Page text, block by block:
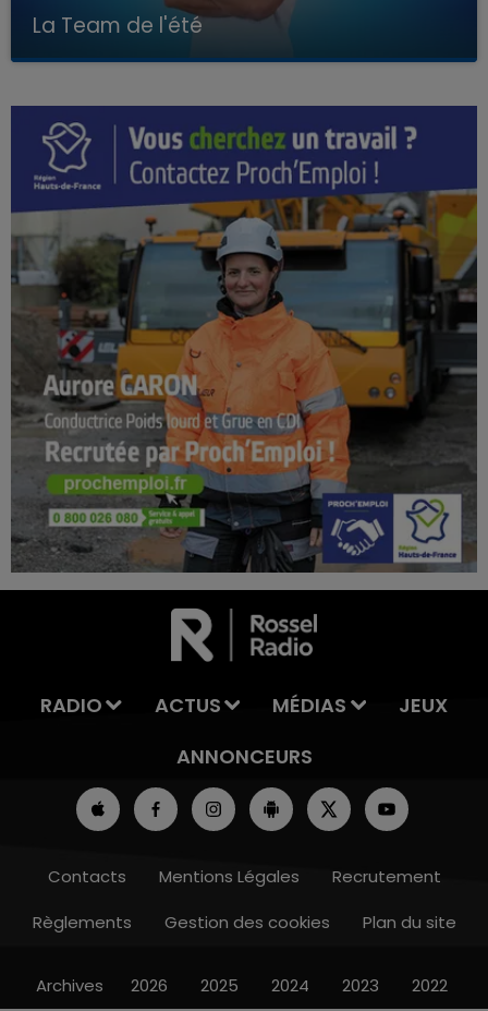
LA TEAM DU WEEK-END
La Team de l'été
Avec Kenny
RADIO ACTUS MÉDIAS
JEUX
ANNONCEURS
Contacts Mentions Légales
Recrutement
Règlements
Gestion des cookies Plan du site
Archives 2026 2025 2024 2023 2022